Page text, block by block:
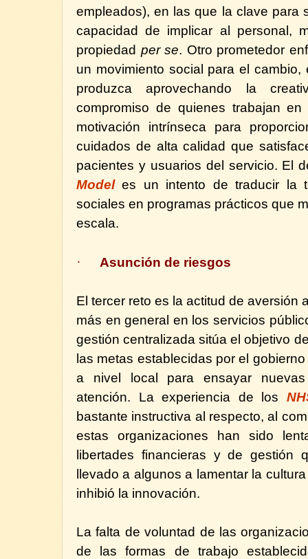
empleados), en las que la clave para
capacidad de implicar al personal,
propiedad per se. Otro prometedor
un movimiento social para el
produzca aprovechando la
compromiso de quienes trabajan
motivación intrínseca para
cuidados de alta calidad que
pacientes y usuarios del servicio. El
Model es un intento de traducir la
sociales en programas prácticos que
escala.
· Asunción de riesgos
El tercer reto es la actitud de aversión
más en general en los servicios
gestión centralizada sitúa el objetivo
las metas establecidas por el
a nivel local para ensayar
atención. La experiencia de los
bastante instructiva al respecto, al
estas organizaciones han sido
libertades financieras y de
llevado a algunos a lamentar la
inhibió la innovación.
La falta de voluntad de las
de las formas de trabajo